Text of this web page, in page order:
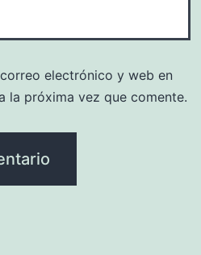
electrónico y web en
la próxima vez que comente.